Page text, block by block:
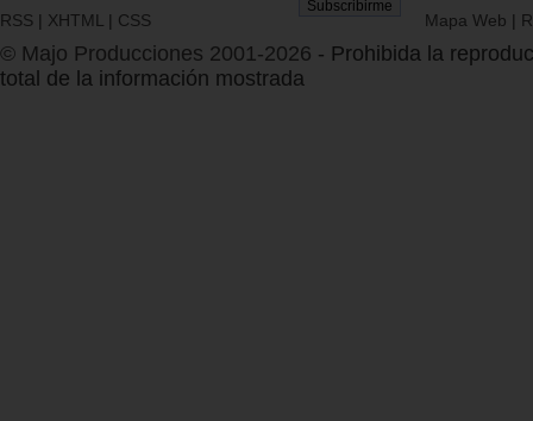
RSS | XHTML | CSS Mapa Web |
© Majo Producciones 2001-2026 - Prohibida la
total de la información mostrada